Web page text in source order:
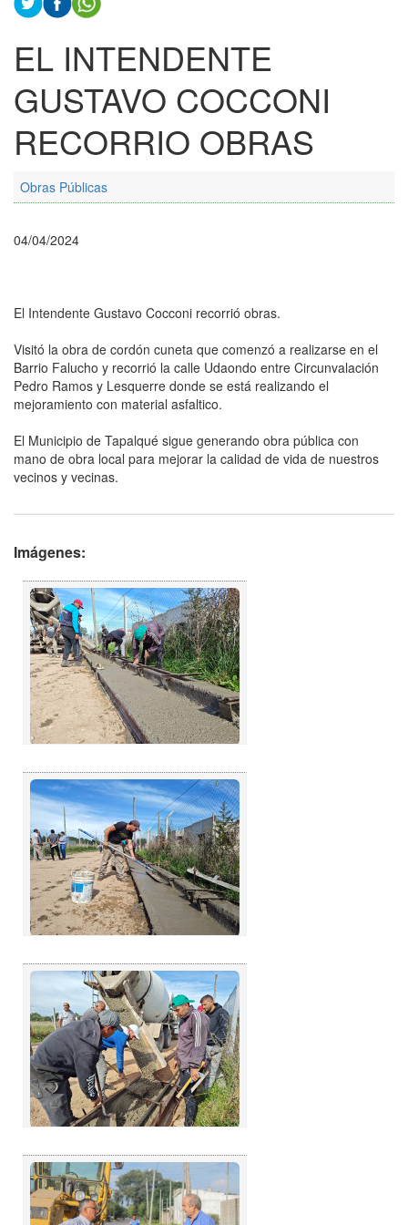
EL INTENDENTE
GUSTAVO COCCONI
RECORRIO OBRAS
Obras Públicas
04/04/2024
El Intendente Gustavo Cocconi recorrió obras.
Visitó la obra de cordón cuneta que comenzó a realizarse en el
Barrio Falucho y recorrió la calle Udaondo entre Circunvalación
Pedro Ramos y Lesquerre donde se está realizando el
mejoramiento con material asfaltico.
El Municipio de Tapalqué sigue generando obra pública con
mano de obra local para mejorar la calidad de vida de nuestros
vecinos y vecinas.
Imágenes: